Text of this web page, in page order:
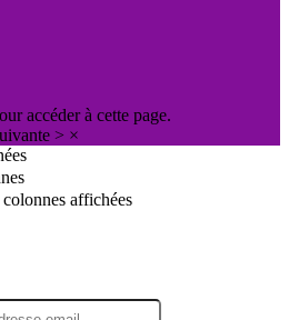
accéder à cette page.
> ×
affichées